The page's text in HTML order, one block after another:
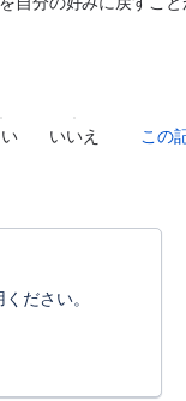
いいえ この
ださい。